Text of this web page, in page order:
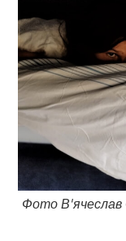
Фото В'ячеслав